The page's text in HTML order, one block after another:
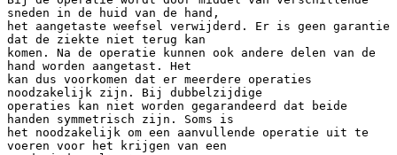
sneden in de huid van de hand,
het aangetaste weefsel verwijderd. Er is geen garantie
dat de ziekte niet terug kan
komen. Na de operatie kunnen ook andere delen van de
hand worden aangetast. Het
kan dus voorkomen dat er meerdere operaties
noodzakelijk zijn. Bij dubbelzijdige
operaties kan niet worden gegarandeerd dat beide
handen symmetrisch zijn. Soms is
het noodzakelijk om een aanvullende operatie uit te
voeren voor het krijgen van een